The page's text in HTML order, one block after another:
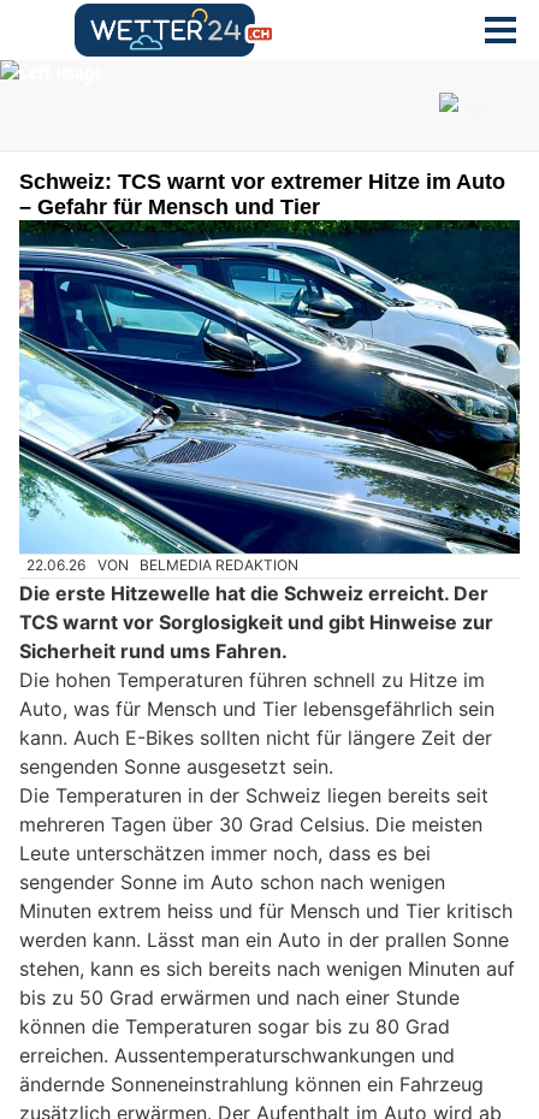
Schweiz: TCS warnt vor extremer Hitze im Auto
– Gefahr für Mensch und Tier
22.06.26 VON BELMEDIA REDAKTION
Die erste Hitzewelle hat die Schweiz erreicht. Der
TCS warnt vor Sorglosigkeit und gibt Hinweise zur
Sicherheit rund ums Fahren.
Die hohen Temperaturen führen schnell zu Hitze im
Auto, was für Mensch und Tier lebensgefährlich sein
kann. Auch E-Bikes sollten nicht für längere Zeit der
sengenden Sonne ausgesetzt sein.
Die Temperaturen in der Schweiz liegen bereits seit
mehreren Tagen über 30 Grad Celsius. Die meisten
Leute unterschätzen immer noch, dass es bei
sengender Sonne im Auto schon nach wenigen
Minuten extrem heiss und für Mensch und Tier kritisch
werden kann. Lässt man ein Auto in der prallen Sonne
stehen, kann es sich bereits nach wenigen Minuten auf
bis zu 50 Grad erwärmen und nach einer Stunde
können die Temperaturen sogar bis zu 80 Grad
erreichen. Aussentemperaturschwankungen und
ändernde Sonneneinstrahlung können ein Fahrzeug
zusätzlich erwärmen. Der Aufenthalt im Auto wird ab